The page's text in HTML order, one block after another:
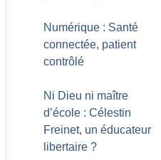
Numérique : Santé
connectée, patient
contrôlé
Ni Dieu ni maître
d’école : Célestin
Freinet, un éducateur
libertaire ?